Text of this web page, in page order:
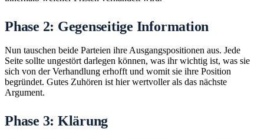
Phase 2: Gegenseitige Information
Nun tauschen beide Parteien ihre Ausgangspositionen aus. Jede
Seite sollte ungestört darlegen können, was ihr wichtig ist, was sie
sich von der Verhandlung erhofft und womit sie ihre Position
begründet. Gutes Zuhören ist hier wertvoller als das nächste
Argument.
Phase 3: Klärung